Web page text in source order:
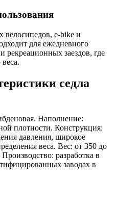
велосипедов, e-bike и
для ежедневного
рекреационных заездов, где
седла
Наполнение:
плотности. Конструкция:
давления, широкое
веса. Вес: от 350 до
разработка в
заводах в